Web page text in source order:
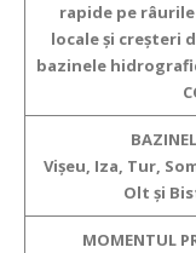
rapide pe
locale şi creşteri
bazinele
Vişeu, Iza, Tur,
Olt şi
MOMENTUL